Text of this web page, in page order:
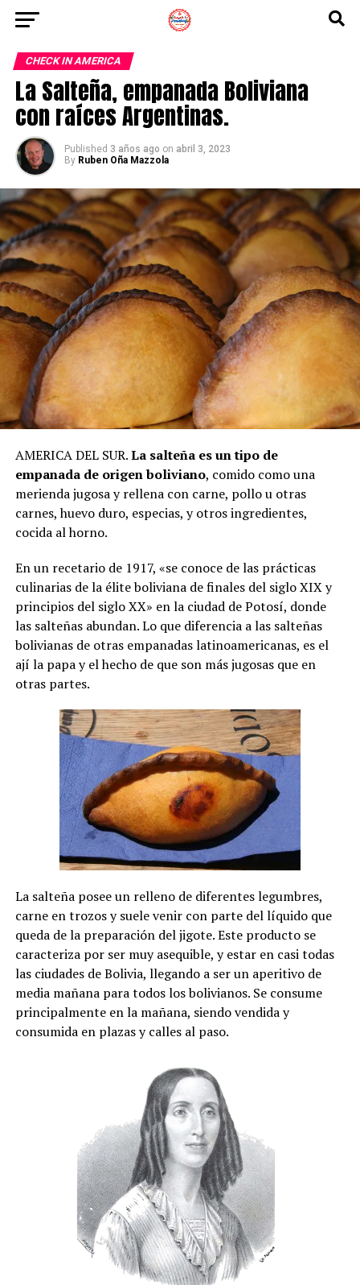
CHECK IN AMERICA
La Salteña, empanada Boliviana
con raíces Argentinas.
Published 3 años ago on abril 3, 2023
By Ruben Oña Mazzola
AMERICA DEL SUR.La salteña es un tipo de
empanada de origen boliviano, comido como una
merienda jugosa y rellena con carne, pollo u otras
carnes, huevo duro, especias, y otros ingredientes,
cocida al horno.
En un recetario de 1917, «se conoce de las prácticas
culinarias de la élite boliviana de finales del siglo XIX y
principios del siglo XX» en la ciudad de Potosí, donde
las salteñas abundan. Lo que diferencia a las salteñas
bolivianas de otras empanadas latinoamericanas, es el
ají la papa y el hecho de que son más jugosas que en
otras partes.
La salteña posee un relleno de diferentes legumbres,
carne en trozos y suele venir con parte del líquido que
queda de la preparación del jigote. Este producto se
caracteriza por ser muy asequible, y estar en casi todas
las ciudades de Bolivia, llegando a ser un aperitivo de
media mañana para todos los bolivianos. Se consume
principalmente en la mañana, siendo vendida y
consumida en plazas y calles al paso.